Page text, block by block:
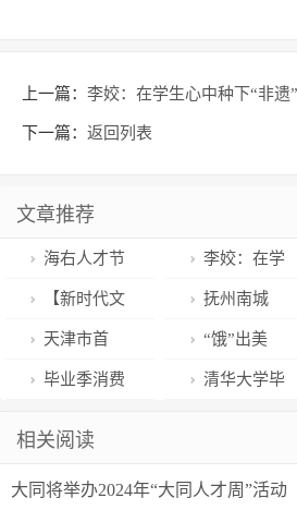
上一篇： 李姣：在学生心中种下“非遗
下一篇： 返回列表
文章推荐
海右人才节
丨济南第一批
“博士小院”挂
牌，商河凭什
李姣：在学
生心中种下“非
遗”文化的种子
【新时代文
明实践】于集
乡开展爱国主
抚州南城
G206绕城公路
改建工程开工
天津市首
个！保税区开
“饿”出美
丽？不吃晚饭
毕业季消费 清华大学毕
相关阅读
大同将举办2024年“大同人才周”活动